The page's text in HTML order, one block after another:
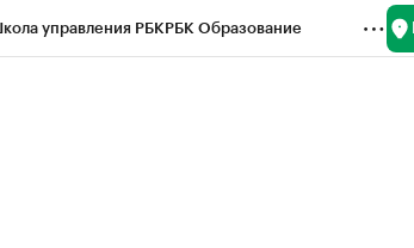
управления РБКРБК Образование